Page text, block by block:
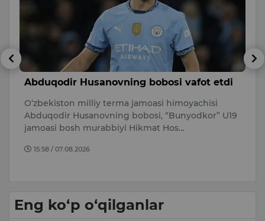
Abduqodir Husanovning bobosi vafot etdi
O‘zbekiston milliy terma jamoasi himoyachisi
Abduqodir Husanovning bobosi, “Bunyodkor” U19
jamoasi bosh murabbiyi Hikmat Hos…
15:58 / 07.08.2026
Eng ko‘p o‘qilganlar